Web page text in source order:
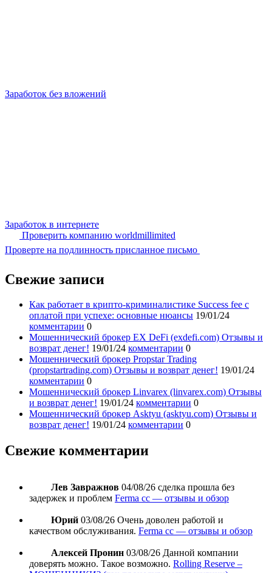
Заработок без вложений
Заработок в интернете
Проверить компанию worldmillimited
Проверте на подлинность присланное письмо
Свежие записи
Как работает в крипто-криминалистике Success fee с
оплатой при успехе: основные нюансы 19/01/24
комментарии 0
Мошеннический брокер EX DeFi (exdefi.com) Отзывы и
возврат денег! 19/01/24 комментарии 0
Мошеннический брокер Propstar Trading
(propstartrading.com) Отзывы и возврат денег! 19/01/24
комментарии 0
Мошеннический брокер Linvarex (linvarex.com) Отзывы
и возврат денег! 19/01/24 комментарии 0
Мошеннический брокер Asktyu (asktyu.com) Отзывы и
возврат денег! 19/01/24 комментарии 0
Свежие комментарии
Лев Завражнов 04/08/26 сделка прошла без
задержек и проблем Ferma cc — отзывы и обзор
Юрий 03/08/26 Очень доволен работой и
качеством обслуживания. Ferma cc — отзывы и обзор
Алексей Пронин 03/08/26 Данной компании
доверять можно. Такое возможно. Rolling Reserve –